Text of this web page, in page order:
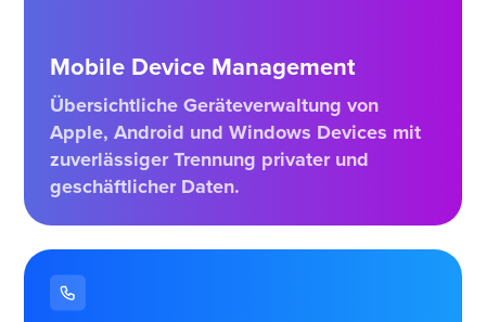
Mobile Device Management
Übersichtliche Geräteverwaltung von
Apple, Android und Windows Devices mit
zuverlässiger Trennung privater und
geschäftlicher Daten.